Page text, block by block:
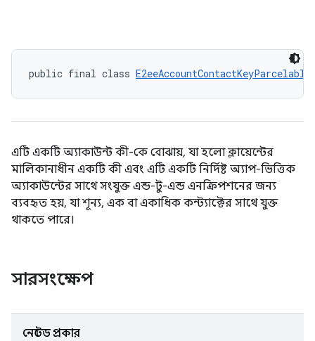
public final class E2eeAccountContactKeyParcelable
এটি একটি অ্যাকাউন্ট কী-কে বোঝায়, যা হলো ক্লায়েন্টের
মালিকানাধীন একটি কী এবং এটি একটি নির্দিষ্ট অ্যাপ-ভিত্তিক
অ্যাকাউন্টের সাথে সংযুক্ত এন্ড-টু-এন্ড এনক্রিপশনের জন্য
ব্যবহৃত হয়, যা শূন্য, এক বা একাধিক কন্ট্যাক্টের সাথে যুক্ত
থাকতে পারে।
সারসংক্ষেপ
নেস্টেড প্রকার